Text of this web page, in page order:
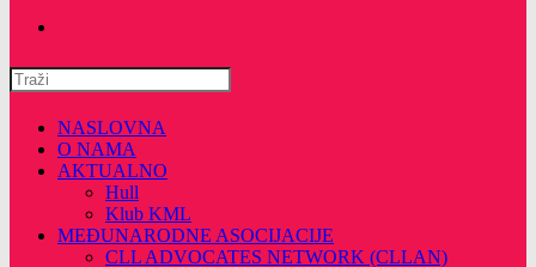
Pretražite
ovu
stranicu
NASLOVNA
O NAMA
AKTUALNO
Hull
Klub KML
MEĐUNARODNE ASOCIJACIJE
CLL ADVOCATES NETWORK (CLLAN)